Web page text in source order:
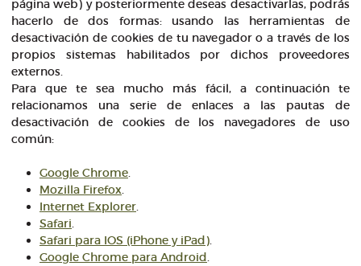
página web) y posteriormente deseas desactivarlas, podrás
hacerlo de dos formas: usando las herramientas de
desactivación de cookies de tu navegador o a través de los
propios sistemas habilitados por dichos proveedores
externos.
Para que te sea mucho más fácil, a continuación te
relacionamos una serie de enlaces a las pautas de
desactivación de cookies de los navegadores de uso
común:
Google Chrome.
Mozilla Firefox.
Internet Explorer.
Safari.
Safari para IOS (iPhone y iPad).
Google Chrome para Android.